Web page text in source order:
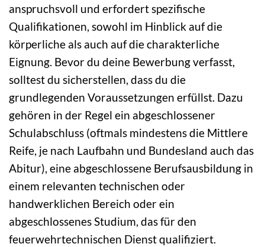
anspruchsvoll und erfordert spezifische
Qualifikationen, sowohl im Hinblick auf die
körperliche als auch auf die charakterliche
Eignung. Bevor du deine Bewerbung verfasst,
solltest du sicherstellen, dass du die
grundlegenden Voraussetzungen erfüllst. Dazu
gehören in der Regel ein abgeschlossener
Schulabschluss (oftmals mindestens die Mittlere
Reife, je nach Laufbahn und Bundesland auch das
Abitur), eine abgeschlossene Berufsausbildung in
einem relevanten technischen oder
handwerklichen Bereich oder ein
abgeschlossenes Studium, das für den
feuerwehrtechnischen Dienst qualifiziert.